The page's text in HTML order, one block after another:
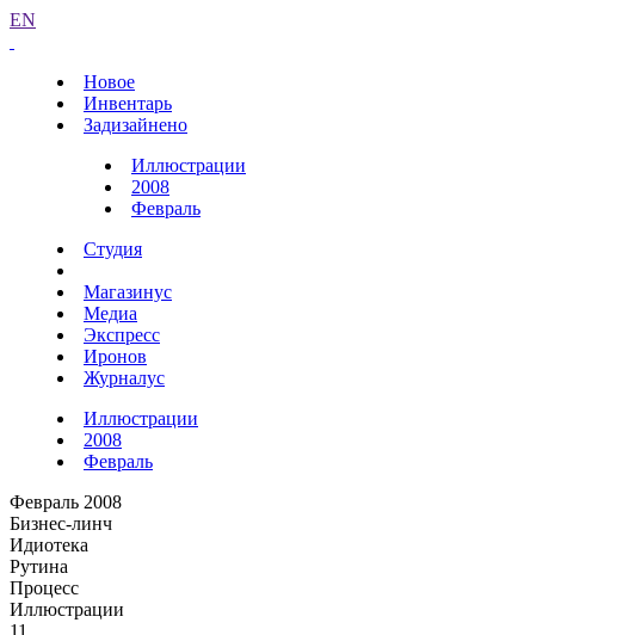
EN
Новое
Инвентарь
Задизайнено
Иллюстрации
2008
Февраль
Студия
Магазинус
Медиа
Экспресс
Иронов
Журналус
Иллюстрации
2008
Февраль
Февраль 2008
Бизнес-линч
Идиотека
Рутина
Процесс
Иллюстрации
11